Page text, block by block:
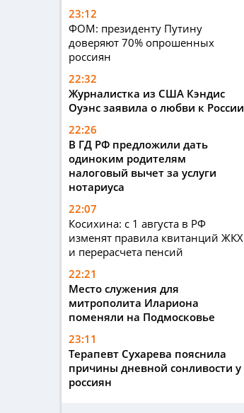
23:12
ФОМ: президенту Путину
доверяют 70% опрошенных
россиян
22:32
Журналистка из США Кэндис
Оуэнс заявила о любви к России
22:26
В ГД РФ предложили дать
одиноким родителям
налоговый вычет за услуги
нотариуса
22:07
Косихина: с 1 августа в РФ
изменят правила квитанций ЖКХ
и перерасчета пенсий
22:21
Место служения для
митрополита Илариона
поменяли на Подмосковье
23:11
Терапевт Сухарева пояснила
причины дневной сонливости у
россиян